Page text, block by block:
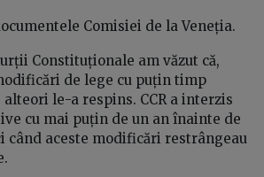
Comisiei de la Veneția.
Constituționale am văzut că,
de lege cu puțin timp
le-a respins. CCR a interzis
cu mai puțin de un an înainte de
când aceste modificări restrângeau